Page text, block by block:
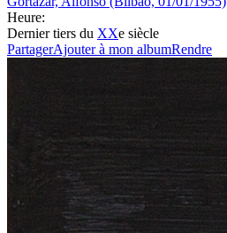
Heure:
Dernier tiers du XXe siècle
PartagerAjouter à mon albumRendre